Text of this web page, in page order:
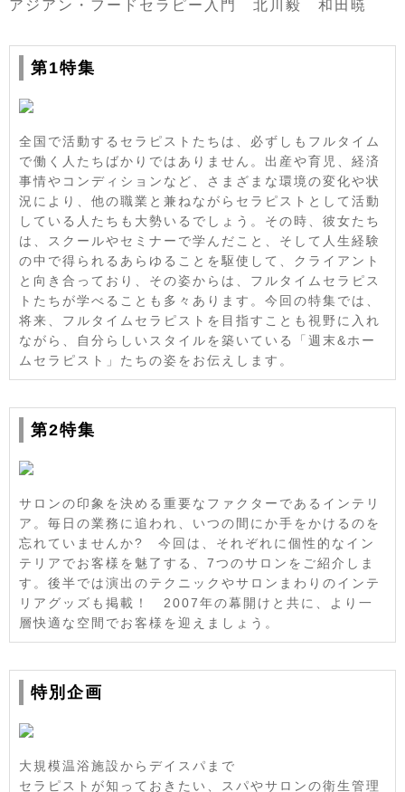
アジアン・フードセラピー入門 北川毅 和田暁
第1特集
全国で活動するセラピストたちは、必ずしもフルタイム
で働く人たちばかりではありません。出産や育児、経済
事情やコンディションなど、さまざまな環境の変化や状
況により、他の職業と兼ねながらセラピストとして活動
している人たちも大勢いるでしょう。その時、彼女たち
は、スクールやセミナーで学んだこと、そして人生経験
の中で得られるあらゆることを駆使して、クライアント
と向き合っており、その姿からは、フルタイムセラピス
トたちが学べることも多々あります。今回の特集では、
将来、フルタイムセラピストを目指すことも視野に入れ
ながら、自分らしいスタイルを築いている「週末&ホー
ムセラピスト」たちの姿をお伝えします。
第2特集
サロンの印象を決める重要なファクターであるインテリ
ア。毎日の業務に追われ、いつの間にか手をかけるのを
忘れていませんか? 今回は、それぞれに個性的なイン
テリアでお客様を魅了する、7つのサロンをご紹介しま
す。後半では演出のテクニックやサロンまわりのインテ
リアグッズも掲載！ 2007年の幕開けと共に、より一
層快適な空間でお客様を迎えましょう。
特別企画
大規模温浴施設からデイスパまで
セラピストが知っておきたい、スパやサロンの衛生管理